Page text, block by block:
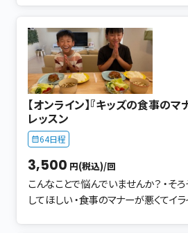
大きく変わります。 習得すれば、それは「一生の財産」になりま
す。 「自分から挨拶できますか？」 「揃えることで、相手の気持
ちを考える」 「整理整頓」 「メモの練習」 どれも、普段の生活か
ら取り入れることができます ビジネスマナーの土台を、この体
験講座で わかりやすくお伝えさせて頂きます。 ＜こんなことを
学びます＞ ● 挨拶・お辞儀・振る舞い・姿勢 ● 来客対
応・名刺交換・訪問 ● メモの取り方 ● 質疑応答 講座終了
後には「あっと驚く」成長が見られます。 普段の生活から取り入
れるきっかけをお伝えさせて頂きますので 日常化するこ
できます。 堅苦しくなく、わかりやすく 楽しくお伝えさせて頂い
てますので 自ら「学びたい！」意識が芽生えます。 マナーは「型」
ではなく「信頼をつくる道具」。 日常の
そ、本当の意味で身につきます。
・お子さんの食事の仕方の意識が変わ
に持てて、食事中のマナーが身に付きま
だからこそ成果があります ・マナーの土
習得し、食事の時間が１日で１番楽しい
るようになる声の掛け方で、お子さんが自立しま
と」「自分からお箸を持ちたい」と意識
さんも魔法がかかったように、食事の時
● 食事のマナーが身に付く環境の見直し 環境はどう？
中行儀が悪い。 10の項目をチェックし
か考えてみましょう。 食事の時間は実
っていませんか？ １回目でお聞きした
来るようになる プラスの言葉を見つけます。 【お子さ
● 正しい鉛筆・お箸の持ちかた ●
【オンライン】『キッズの食事のマ
レッスン
64日程
3,500 円(税込)/回
こんなことで悩んでいませんか？ ・そろそろ落ち着いて食事を
してほしい ・食事のマナーが悪くてイラ